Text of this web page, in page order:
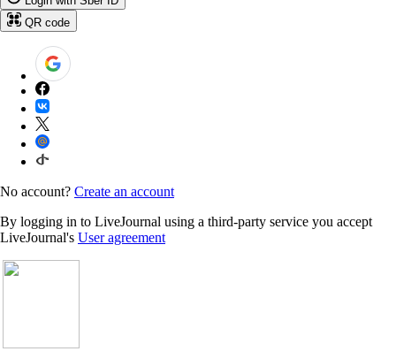
QR code
No account? Create an account
By logging in to LiveJournal using a third-party service you accept
LiveJournal's User agreement